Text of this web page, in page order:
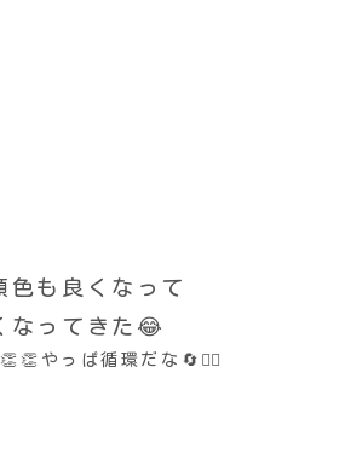
色も良くなって
なってきた😂
やっぱ循環だな🔄🙂‍↕️